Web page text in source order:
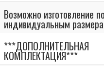
Возможно изготовление по
индивидуальным
***ДОПОЛНИТЕЛЬНАЯ
КОМПЛЕКТАЦИЯ***